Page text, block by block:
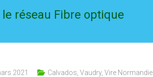
réseau Fibre optique
2021 Calvados Vaudry, Vire Normandie